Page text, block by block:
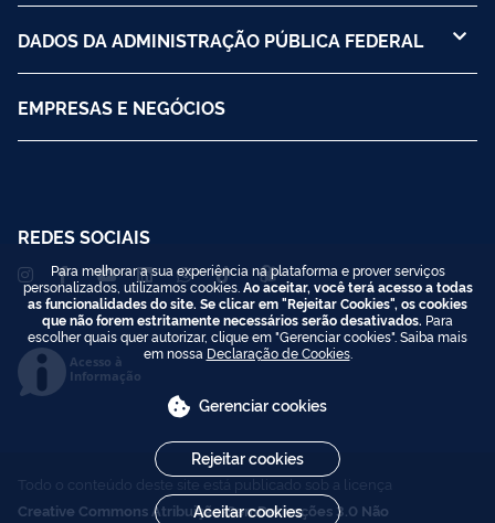
DADOS DA ADMINISTRAÇÃO PÚBLICA FEDERAL
EMPRESAS E NEGÓCIOS
REDES SOCIAIS
Acesso à
Informação
Todo o conteúdo deste site está publicado sob a licença
Creative Commons Atribuição-SemDerivações 3.0 Não
Para melhorar a sua experiência na plataforma e prover serviços
personalizados, utilizamos cookies. Ao aceitar, você terá acesso a todas
as funcionalidades do site. Se clicar em "Rejeitar Cookies", os cookies
que não forem estritamente necessários serão desativados. Para
escolher quais quer autorizar, clique em "Gerenciar cookies". Saiba mais
em nossa Declaração de Cookies.
Gerenciar cookies
Rejeitar cookies
Aceitar cookies